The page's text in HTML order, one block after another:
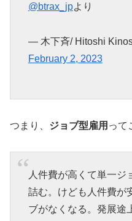
@btrax_jpより
— 木下斉/ Hitoshi
February 2, 2023
つまり、 ジョブ型雇用 って
人件費が高くて単一ジ
詰む。けども人件費が
ブがなくなる。発展途